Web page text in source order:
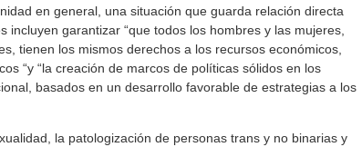
en general, una situación que guarda relación directa
incluyen garantizar “que todos los hombres y las mujeres,
tienen los mismos derechos a los recursos económicos,
“y “la creación de marcos de políticas sólidos en los
basados ​​en un desarrollo favorable de estrategias a los
la patologización de personas trans y no binarias y